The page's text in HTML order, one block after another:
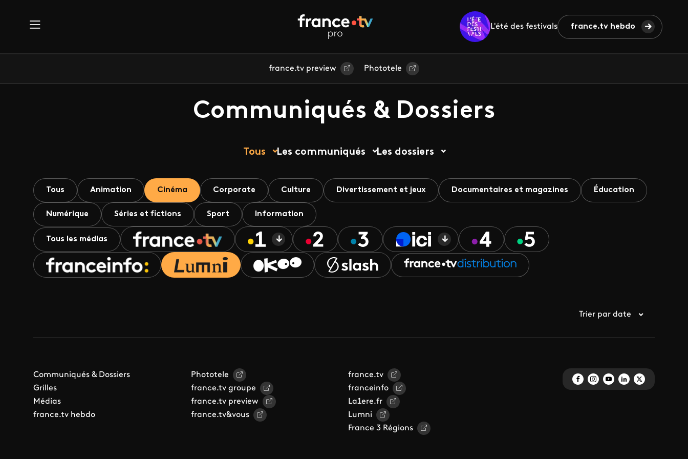
L'été des festivals france.tv hebdo
france.tv preview Phototele
Communiqués & Dossiers
Tous Les communiqués Les dossiers
Tous Animation Cinéma Corporate Culture Divertissement et jeux Documentaires et magazines Éducation
Numérique Séries et fictions Sport Information
Tous les médias
Trier par date
Communiqués & Dossiers
Grilles
Médias
france.tv hebdo
Phototele
france.tv groupe
france.tv preview
france.tv&vous
france.tv
franceinfo
La1ere.fr
Lumni
France 3 Régions